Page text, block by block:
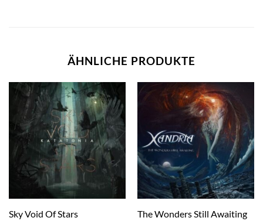
ÄHNLICHE PRODUKTE
Sky Void Of Stars
The Wonders Still Awaiting